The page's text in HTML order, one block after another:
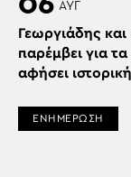
ΑΥΓ
Γεωργιάδης
παρέμβει για
αφήσει
ΕΝΗΜΕΡΩΣΗ